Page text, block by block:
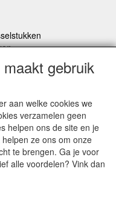
gebruik
aan welke cookies we
verzamelen geen
helpen ons de site en je
ze ons om onze
te brengen. Ga je voor
alle voordelen? Vink dan